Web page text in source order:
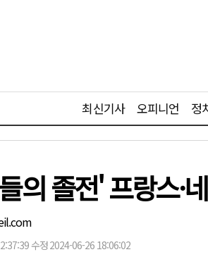
최신기사 오피니언 정
의 졸전' 프랑스·
수정 2024-06-26 18:06:02